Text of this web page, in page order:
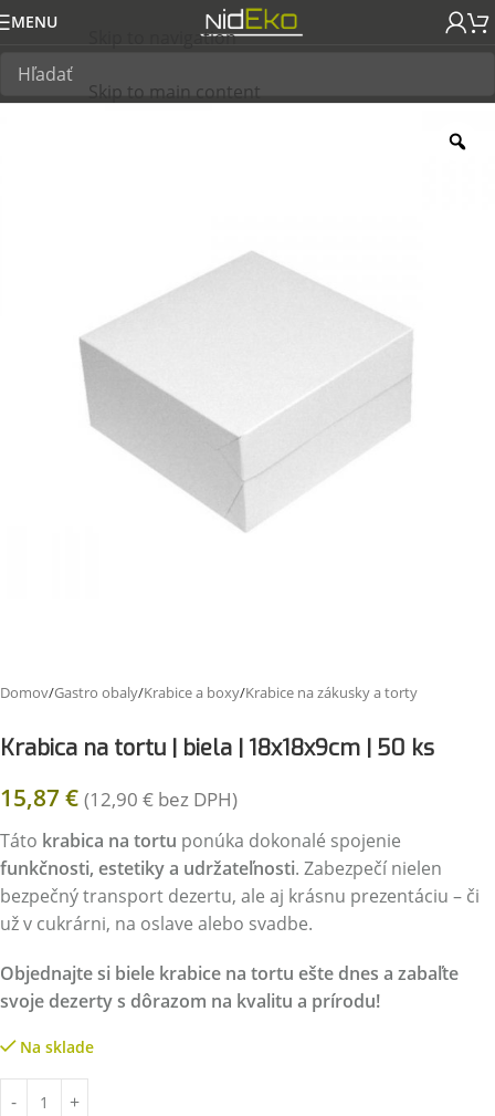
Skip to navigation
Skip to main content
MENU
Domov/Gastro obaly/Krabice a boxy/Krabice na zákusky a torty
Krabica na tortu | biela | 18x18x9cm | 50 ks
15,87€ (12,90 € bez DPH)
Táto krabica na tortu ponúka dokonalé spojenie
funkčnosti, estetiky a udržateľnosti. Zabezpečí nielen
bezpečný transport dezertu, ale aj krásnu prezentáciu – či
už v cukrárni, na oslave alebo svadbe.
Objednajte si biele krabice na tortu ešte dnes a zabaľte
svoje dezerty s dôrazom na kvalitu a prírodu!
Na sklade